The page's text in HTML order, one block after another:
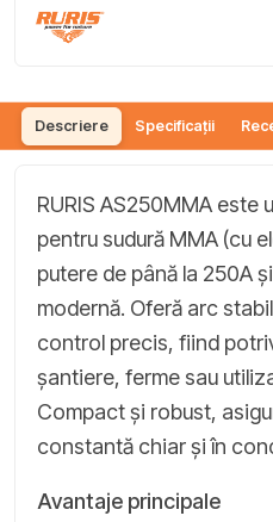
Descriere Specificații
RURIS AS250MMA
pentru sudură MMA (cu
putere de până la 250A
modernă. Oferă arc
control precis, fiind
șantiere, ferme sau
Compact și robust,
constantă chiar și în
Avantaje principale